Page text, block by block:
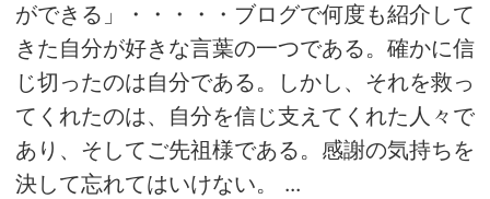
ができる」・・・・・ブログで何度も紹介して
きた自分が好きな言葉の一つである。確かに信
じ切ったのは自分である。しかし、それを救っ
てくれたのは、自分を信じ支えてくれた人々で
あり、そしてご先祖様である。感謝の気持ちを
決して忘れてはいけない。 ...